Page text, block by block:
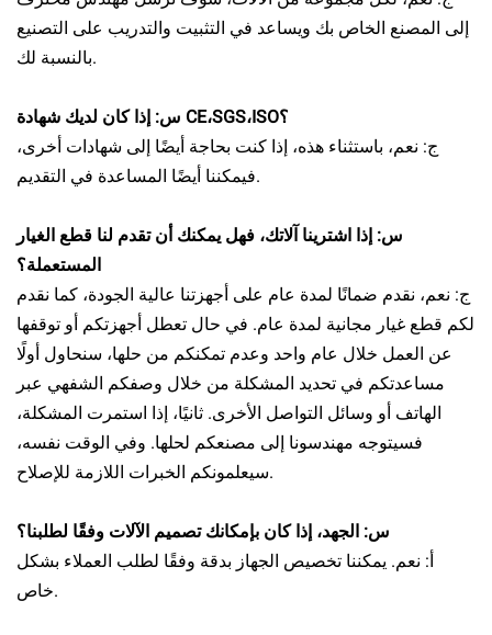
إلى المصنع الخاص بك ويساعد في التثبيت والتدريب على التصنيع
بالنسبة لك.
س: إذا كان لديك شهادة CE،SGS،ISO؟
ج: نعم، باستثناء هذه، إذا كنت بحاجة أيضًا إلى شهادات أخرى،
فيمكننا أيضًا المساعدة في التقديم.
س: إذا اشترينا آلاتك، فهل يمكنك أن تقدم لنا قطع الغيار
المستعملة؟
ج: نعم، نقدم ضمانًا لمدة عام على أجهزتنا عالية الجودة، كما نقدم
لكم قطع غيار مجانية لمدة عام. في حال تعطل أجهزتكم أو توقفها
عن العمل خلال عام واحد وعدم تمكنكم من حلها، سنحاول أولًا
مساعدتكم في تحديد المشكلة من خلال وصفكم الشفهي عبر
الهاتف أو وسائل التواصل الأخرى. ثانيًا، إذا استمرت المشكلة،
فسيتوجه مهندسونا إلى مصنعكم لحلها. وفي الوقت نفسه،
سيعلمونكم الخبرات اللازمة للإصلاح.
س: الجهد، إذا كان بإمكانك تصميم الآلات وفقًا لطلبنا؟
أ: نعم. يمكننا تخصيص الجهاز بدقة وفقًا لطلب العملاء بشكل
خاص.